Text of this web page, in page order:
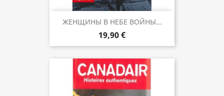
ЖЕНЩИНЫ В НЕБЕ ВОЙНЫ...
19,90 €